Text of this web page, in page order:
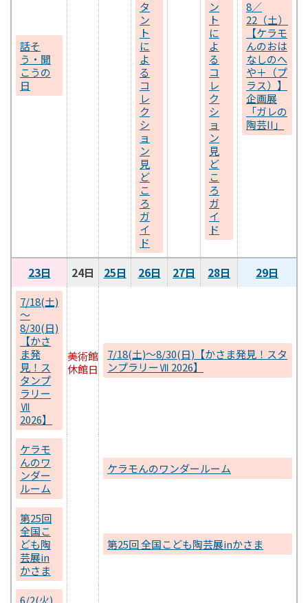
話そ
う・聞
こうの
日
タ
ン
ト
に
よ
る
コ
レ
ク
シ
ョ
ン
見
ど
こ
ろ
ガ
イ
ド
ン
ト
に
よ
る
コ
レ
ク
シ
ョ
ン
見
ど
こ
ろ
ガ
イ
ド
8／
22（土）
【ケラモ
んのおは
なしのへ
や＋（プ
ラス）】
企画展
「ガレの
陶芸II」
23日 24日 25日 26日 27日 28日 29日
7/18(土)
～
8/30(日)
【かさ
ま発
見！ス
タンプ
ラリー
Ⅶ
2026】
美術館
休館日
7/18(土)～8/30(日)【かさま発見！スタ
ンプラリーⅦ 2026】
ケラモ
んのワ
ンダー
ルーム
ケラモんのワンダールーム
第25回
全国こ
ども陶
芸展in
かさま
第25回 全国こども陶芸展inかさま
6/2(火)